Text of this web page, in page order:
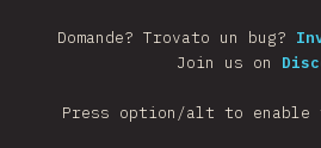
Domande? Trovato un bug?
Join us on
Press option/alt to enable